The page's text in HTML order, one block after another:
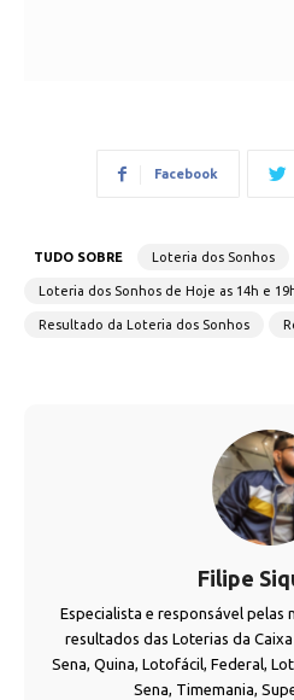
Facebook
TUDO SOBRE Loteria dos Sonhos
Loteria dos Sonhos de Hoje as 14h e
Resultado da Loteria dos Sonhos
Filipe
Especialista e responsável pelas
resultados das Loterias da
Sena, Quina, Lotofácil, Federal,
Sena, Timemania,